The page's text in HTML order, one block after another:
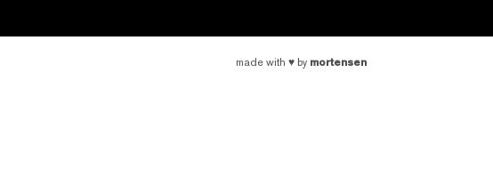
made with ♥ by mortensen